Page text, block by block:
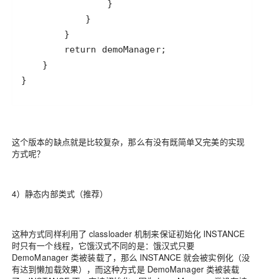
}
这个版本的缺点就是比较复杂，那么有没有既简单又完美的实现
方式呢？
4）静态内部类式（推荐）
这种方式同样利用了 classloader 机制来保证初始化 INSTANCE
时只有一个线程，它饿汉式不同的是：饿汉式只要
DemoManager 类被装载了，那么 INSTANCE 就会被实例化（没
有达到懒加载效果），而这种方式是 DemoManager 类被装载